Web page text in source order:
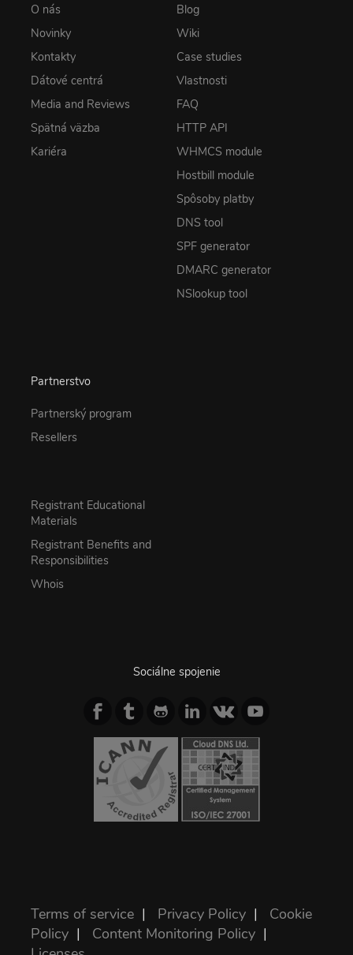
O nás
Novinky
Kontakty
Dátové centrá
Media and Reviews
Spätná väzba
Kariéra
Blog
Wiki
Case studies
Vlastnosti
FAQ
HTTP API
WHMCS module
Hostbill module
Spôsoby platby
DNS tool
SPF generator
DMARC generator
NSlookup tool
Partnerstvo
Partnerský program
Resellers
Registrant Educational
Materials
Registrant Benefits and
Responsibilities
Whois
Sociálne spojenie
Terms of service | Privacy Policy | Cookie
Policy | Content Monitoring Policy |